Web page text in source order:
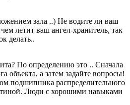
зала ..) Не водите ли ваш
летит ваш ангел-хранитель, так
делать..
По определению это .. Сначала
объекта, а затем задайте вопросы!
подшипника распределительного
Люди с хорошими навыками